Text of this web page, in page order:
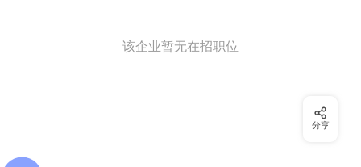
该企业暂无在招职位
分享